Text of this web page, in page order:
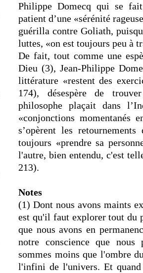
Philippe Domecq qui se
patient d’une «sérénité
guérilla contre Goliath,
luttes, «on est toujours peu à
De fait, tout comme une
Dieu (3), Jean-Philippe
littérature «restent des
174), désespère de
philosophe plaçait dans
«conjonctions momentanés
s’opèrent les
toujours «prendre sa
l'autre, bien entendu, c'est
213).
Notes
(1) Dont nous avons maints
est qu'il faut explorer tout du
que nous avons en
notre conscience que nous
sommes moins que l'ombre
l'infini de l'univers. Et